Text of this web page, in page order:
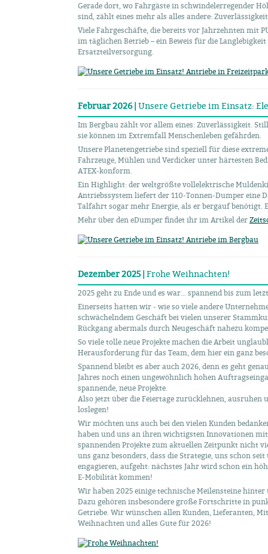
Gerade dort, wo Fahrgäste in schwindelerregender
sind, zählt eines mehr als alles andere:
Viele Fahrgeschäfte, die bereits vor Jahrzehnten mit
im täglichen Betrieb – ein Beweis für die
Ersatzteilversorgung.
Februar 2026 | Unsere Getriebe im Einsatz:
Im Bergbau zählt vor allem eines: Zuverlässigkeit.
sie können im Extremfall Menschenleben gefährden.
Unsere Planetengetriebe sind speziell für diese
Fahrzeuge, Mühlen und Verdicker unter härtesten
ATEX-konform.
Ein Highlight: der weltgrößte vollelektrische
Antriebssystem liefert der 110-Tonnen-Dumper eine
Talfahrt sogar mehr Energie, als er bergauf benötigt.
Mehr über den eDumper findet ihr im Artikel der
Dezember 2025 | Frohe Weihnachten!
2025 geht zu Ende und es war… spannend bis zum
Einerseits hatten wir - wie so viele andere
schwächelndem Geschäft bei vielen unserer
Rückgang abermals durch Neugeschäft nahezu
So viele tolle neue Projekte machen die Arbeit
Herausforderung für das Team, dem hier ein ganz
Spannend bleibt es aber auch 2026, denn es geht
Jahres noch einen ungewöhnlich hohen
spannende, neue Projekte.
Also jetzt über die Feiertage zurücklehnen, ausruhen
loslegen!
Wir möchten uns auch bei den vielen Kunden
haben und uns an ihren wichtigsten Innovationen
spannenden Projekte zum aktuellen Zeitpunkt nicht
uns ganz besonders, dass die Strategie, uns schon
engagieren, aufgeht: nächstes Jahr wird schon ein
E-Mobilität kommen!
Wir haben 2025 einige technische Meilensteine
Dazu gehören insbesondere große Fortschritte in
Getriebe. Wir wünschen allen Kunden, Lieferanten,
Weihnachten und alles Gute für 2026!